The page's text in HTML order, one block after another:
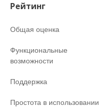
Рейтинг
Общая оценка
Функциональные
возможности
Поддержка
Простота в использовании